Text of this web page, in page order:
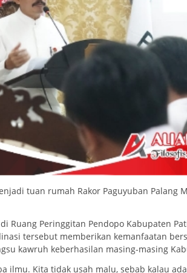
tuan rumah Rakor Paguyuban Palang
Ruang Peringgitan Pendopo Kabupaten
tersebut memberikan kemanfaatan
kawruh keberhasilan masing-masing
ilmu. Kita tidak usah malu, sebab kalau